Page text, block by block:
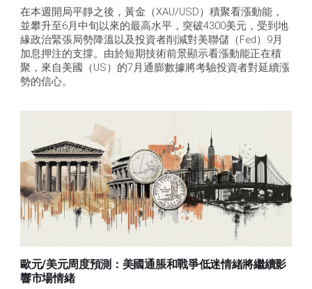
在本週開局平靜之後，黃金（XAU/USD）積聚看漲動能，
並攀升至6月中旬以來的最高水平，突破4300美元，受到地
緣政治緊張局勢降溫以及投資者削減對美聯儲（Fed）9月
加息押注的支撐。由於短期技術前景顯示看漲動能正在積
聚，來自美國（US）的7月通膨數據將考驗投資者對延續漲
勢的信心。
歐元/美元周度預測：美國通脹和戰爭低迷情緒將繼續影
響市場情緒